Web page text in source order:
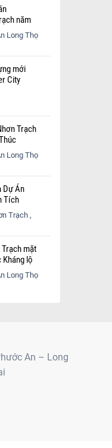
năm
Long Thọ
mới
City
Trạch
Long Thọ
Dự Án
Tích
Trạch ,
Trạch mặt
Kháng lộ
Long Thọ
An – Long